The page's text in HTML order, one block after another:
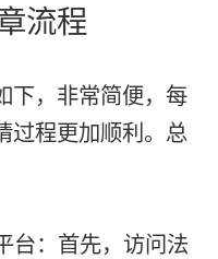
流程
下，非常简便，每
过程更加顺利。总
台：首先，访问法